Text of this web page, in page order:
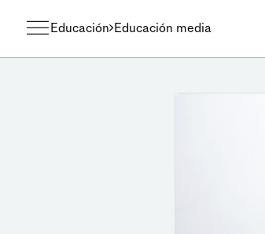
Educación Educación media